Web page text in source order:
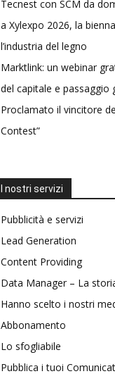
Tecnest con SCM da
a Xylexpo 2026, la
l’industria del legno
Marktlink: un webinar
del capitale e passaggio
Proclamato il vincitore
Contest”
I nostri servizi
Pubblicità e servizi
Lead Generation
Content Providing
Data Manager – La
Hanno scelto i nostri
Abbonamento
Lo sfogliabile
Pubblica i tuoi